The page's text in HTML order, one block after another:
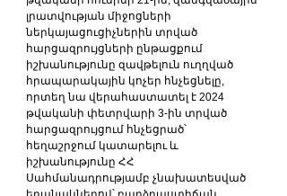
լրատվության միջոցների
ներկայացուցիչներին տրված
հարցազրույցների ընթացքում
իշխանությունը զավթելուն ուղղված
հրապարակային կոչեր հնչեցնելը,
որտեղ նա վերահաստատել է 2024
թվականի փետրվարի 3-ին տրված
հարցազրույցում հնչեցրած՝
հեղաշրջում կատարելու և
իշխանությունը ՀՀ
Սահմանադրությամբ չնախատեսված